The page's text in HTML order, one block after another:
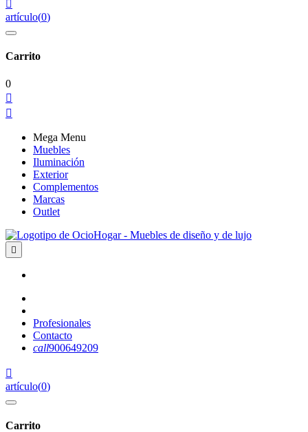

artículo(0)
Carrito
0


Mega Menu
Muebles
Iluminación
Exterior
Complementos
Marcas
Outlet

Profesionales
Contacto
call900649209

artículo(0)
Carrito